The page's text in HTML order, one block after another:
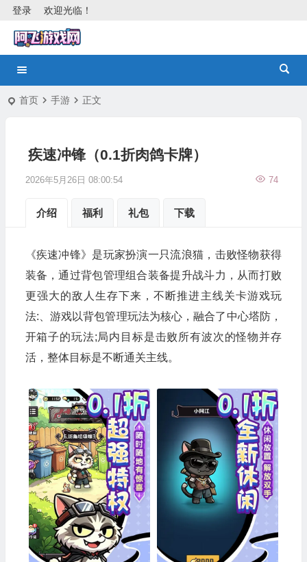
欢迎光临！
登录
首页 手游 正文
疾速冲锋（0.1折肉鸽卡牌）
2026年5月26日 08:00:54 74
介绍 福利 礼包 下载
《疾速冲锋》是玩家扮演一只流浪猫，击败怪物获得
装备，通过背包管理组合装备提升战斗力，从而打败
更强大的敌人生存下来，不断推进主线关卡游戏玩
法:、游戏以背包管理玩法为核心，融合了中心塔防，
开箱子的玩法;局内目标是击败所有波次的怪物并存
活，整体目标是不断通关主线。